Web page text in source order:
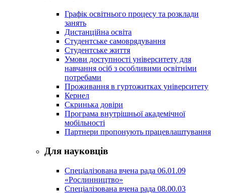
Графік освітнього процесу та розклади
занять
Дистанційна освіта
Студентське самоврядування
Студентське життя
Умови доступності університету для
навчання осіб з особливими освітніми
потребами
Проживання в гуртожитках університету
Кернел
Скринька довіри
Програма внутрішньої академічної
мобільності
Партнери пропонують працевлаштування
Для науковців
Спеціалізована вчена рада 06.01.09
«Рослинництво»
Спеціалізована вчена рада 08.00.03